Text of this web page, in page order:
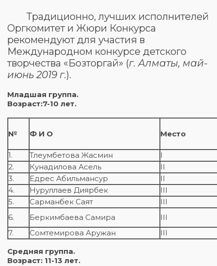
Традиционно, лучших исполнителей
Оргкомитет и Жюри Конкурса
рекомендуют для участия в
Международном конкурсе детского
творчества «Бозторгай» (г. Алматы, май-
июнь 2019 г.).
Младшая группа.
Возраст:7-10 лет.
№ Ф И О Место
1. Тлеумбетова Жасмин
I
2.
Кунадилова Асель
II
3.
Едрес Абильмансур
II
4.
Нуруллаев Диярбек
III
5.
Сарманбек Саят
III
6.
Беркимбаева Самира
III
7.
Сомтемирова Аружан
III
Средняя группа.
Возраст: 11-13 лет.